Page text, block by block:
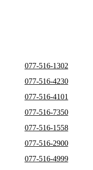
077-516-1302
077-516-4230
077-516-4101
077-516-7350
077-516-1558
077-516-2900
077-516-4999